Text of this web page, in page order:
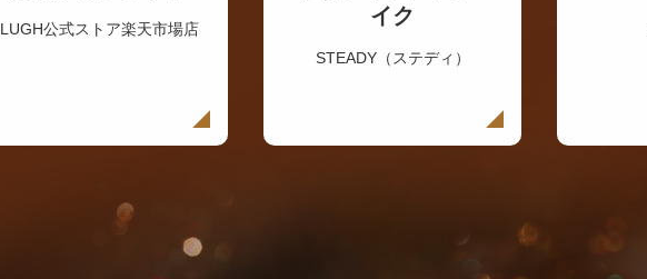
LUGH公式ストア楽天市場店
イク
STEADY（ステディ）